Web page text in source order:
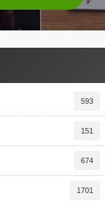
593
151
674
1701